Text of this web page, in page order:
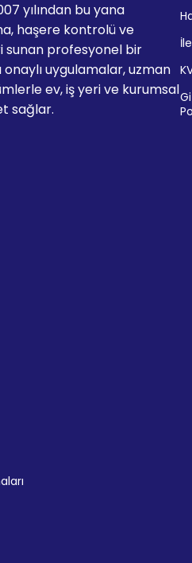
yılından bu yana
haşere kontrolü ve
sunan profesyonel bir
onaylı uygulamalar, uzman
ev, iş yeri ve kurumsal
sağlar.